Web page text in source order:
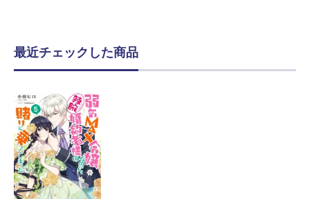
最近チェックした商品